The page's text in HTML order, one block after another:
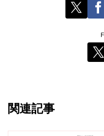
関連記事